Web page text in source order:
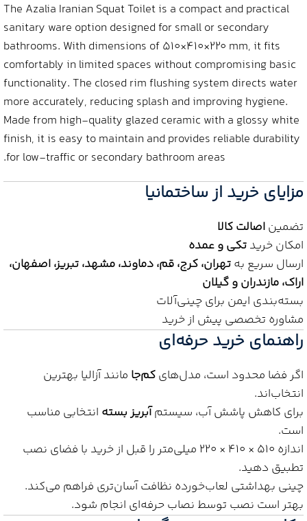
The Azalia Iranian Squat Toilet is a compact and practical
sanitary ware option designed for small or secondary
bathrooms. With dimensions of 510×410×220 mm, it fits
comfortably in limited spaces without compromising basic
functionality. The closed rim flushing system directs water
more accurately, reducing splash and improving hygiene.
Made from high-quality glazed ceramic with a glossy white
finish, it is easy to maintain and provides reliable durability
for low-traffic or secondary bathroom areas.
مزایای خرید از ساختمانیا
تضمیناصالت کالا
امکان خریدتکی و عمده
ارسال سریع بهتهران، کرج، قم، دماوند، مشهد، تبریز، اصفهان،
اراک، مازندران و گیلان
بسته‌بندی ایمن برای چینی‌آلات
مشاوره تخصصی پیش از خرید
راهنمای خرید حرفه‌ای
اگر فضا محدود است، مدل‌هایکم‌جا مانند آزالیا بهترین
انتخاب‌اند.
برای کاهش پاشش آب، سیستمآبریز بسته انتخابی مناسب
است.
اندازه ۵۱۰ × ۴۱۰ × ۲۲۰ میلی‌متر را قبل از خرید با فضای نصب
تطبیق دهید.
چینی بهداشتی لعاب‌خورده نظافت آسان‌تری فراهم می‌کند.
بهتر است نصب توسط نصاب حرفه‌ای انجام شود.